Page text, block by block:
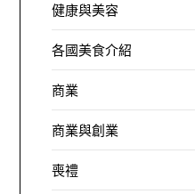
健康與美容
各國美食介紹
商業
商業與創業
喪禮